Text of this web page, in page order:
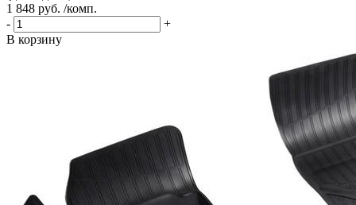
1 848 руб. /комп.
-
+
В корзину